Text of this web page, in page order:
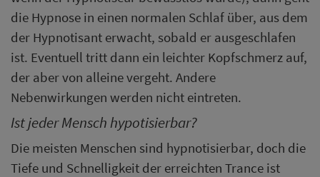
die Hypnose in einen normalen Schlaf über, aus dem
der Hypnotisant erwacht, sobald er ausgeschlafen
ist. Eventuell tritt dann ein leichter Kopfschmerz auf,
der aber von alleine vergeht. Andere
Nebenwirkungen werden nicht eintreten.
Ist jeder Mensch hypotisierbar?
Die meisten Menschen sind hypnotisierbar, doch die
Tiefe und Schnelligkeit der erreichten Trance ist